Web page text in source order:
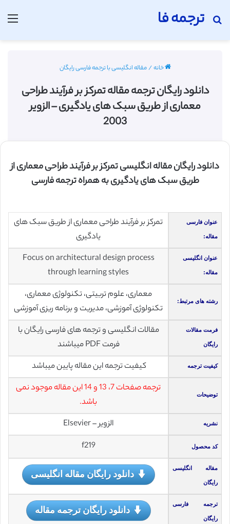
ترجمه فا
جستجو برای
خانه/مقاله انگلیسی با ترجمه فارسی رایگان
دانلود رایگان ترجمه مقاله تمرکز بر فرآیند طراحی
معماری از طریق سبک های یادگیری – الزویر
2003
دانلود رایگان مقاله انگلیسی تمرکز بر فرآیند طراحی معماری از
طریق سبک های یادگیری به همراه ترجمه فارسی
عنوان فارسی
مقاله:
تمرکز بر فرآیند طراحی معماری از طریق سبک های
یادگیری
عنوان انگلیسی
مقاله:
Focus on architectural design process
through learning styles
رشته های مرتبط:
معماری، علوم تربیتی، تکنولوژی معماری،
تکنولوژی آموزشی، مدیریت و برنامه ریزی آموزشی
فرمت مقالات
رایگان
مقالات انگلیسی و ترجمه های فارسی رایگان با
فرمت PDF میباشند
کیفیت ترجمه کیفیت ترجمه این مقاله پایین میباشد
توضیحات
ترجمه صفحات 7، 13 و 14 این مقاله موجود نمی
باشد.
نشریه الزویر – Elsevier
کد محصول f219
مقاله انگلیسی
رایگان
دانلود رایگان مقاله انگلیسی
ترجمه فارسی
رایگان
دانلود رایگان ترجمه مقاله